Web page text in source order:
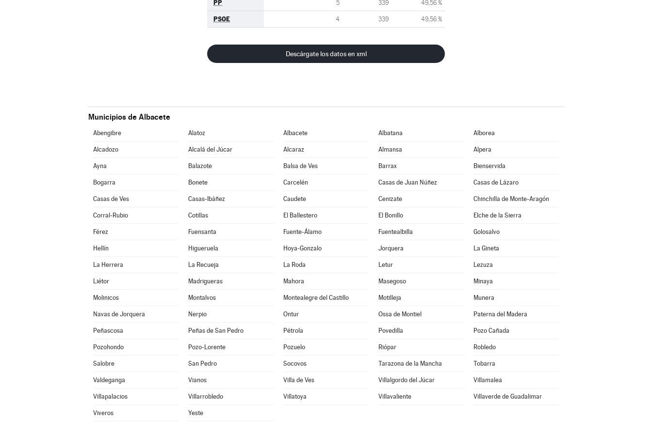
PP 5 339 49,56 %
PSOE 4 339 49,56 %
Descárgate los datos en xml
Municipios de Albacete
Abengibre Alatoz Albacete Albatana Alborea
Alcadozo Alcalá del Júcar Alcaraz Almansa Alpera
Ayna Balazote Balsa de Ves Barrax Bienservida
Bogarra Bonete Carcelén Casas de Juan Núñez Casas de Lázaro
Casas de Ves Casas-Ibáñez Caudete Cenizate Chinchilla de Monte-Aragón
Corral-Rubio Cotillas El Ballestero El Bonillo Elche de la Sierra
Férez Fuensanta Fuente-Álamo Fuentealbilla Golosalvo
Hellín Higueruela Hoya-Gonzalo Jorquera La Gineta
La Herrera La Recueja La Roda Letur Lezuza
Liétor Madrigueras Mahora Masegoso Minaya
Molinicos Montalvos Montealegre del Castillo Motilleja Munera
Navas de Jorquera Nerpio Ontur Ossa de Montiel Paterna del Madera
Peñascosa Peñas de San Pedro Pétrola Povedilla Pozo Cañada
Pozohondo Pozo-Lorente Pozuelo Riópar Robledo
Salobre San Pedro Socovos Tarazona de la Mancha Tobarra
Valdeganga Vianos Villa de Ves Villalgordo del Júcar Villamalea
Villapalacios Villarrobledo Villatoya Villavaliente Villaverde de Guadalimar
Viveros Yeste